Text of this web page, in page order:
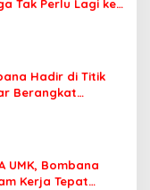
Tak Perlu Lagi ke
Hadir di Titik
Berangkat
UMK, Bombana
Kerja Tepat